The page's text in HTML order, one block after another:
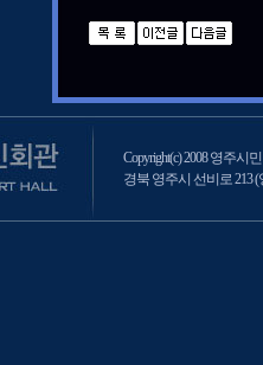
Copyright(c) 2008 영주시
경북 영주시 선비로 213 (